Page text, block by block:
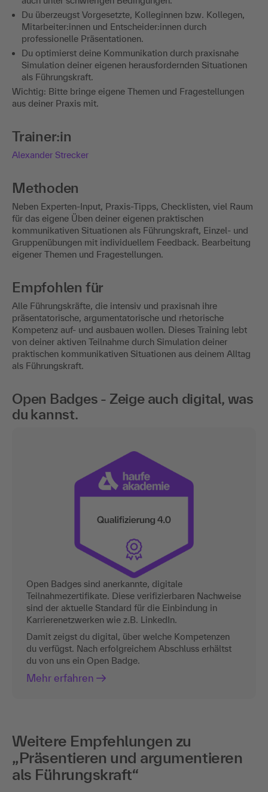
Du überzeugst Vorgesetzte, Kolleginnen bzw. Kollegen,
Mitarbeiter:innen und Entscheider:innen durch
professionelle Präsentationen.
Du optimierst deine Kommunikation durch praxisnahe
Simulation deiner eigenen herausfordernden Situationen
als Führungskraft.
Wichtig: Bitte bringe eigene Themen und Fragestellungen
aus deiner Praxis mit.
Trainer:in
Alexander Strecker
Methoden
Neben Experten-Input, Praxis-Tipps, Checklisten, viel Raum
für das eigene Üben deiner eigenen praktischen
kommunikativen Situationen als Führungskraft, Einzel- und
Gruppenübungen mit individuellem Feedback. Bearbeitung
eigener Themen und Fragestellungen.
Empfohlen für
Alle Führungskräfte, die intensiv und praxisnah ihre
präsentatorische, argumentatorische und rhetorische
Kompetenz auf- und ausbauen wollen. Dieses Training lebt
von deiner aktiven Teilnahme durch Simulation deiner
praktischen kommunikativen Situationen aus deinem Alltag
als Führungskraft.
Open Badges - Zeige auch digital, was
du kannst.
Open Badges sind anerkannte, digitale
Teilnahmezertifikate. Diese verifizierbaren Nachweise
sind der aktuelle Standard für die Einbindung in
Karrierenetzwerken wie z.B. LinkedIn.
Damit zeigst du digital, über welche Kompetenzen
du verfügst. Nach erfolgreichem Abschluss erhältst
du von uns ein Open Badge.
Mehr erfahren
Weitere Empfehlungen zu
„Präsentieren und argumentieren
als Führungskraft“